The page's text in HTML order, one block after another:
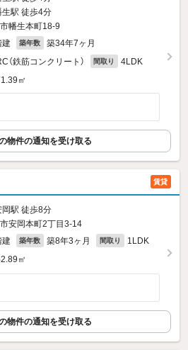
生駅 徒歩4分
幡生本町18-9
建 築年数 築34年7ヶ月
（鉄筋コンクリート） 間取り 4LDK
㎡
物件の通知を受け取る
賃貸
岡駅 徒歩8分
安岡本町2丁目3-14
建 築年数 築8年3ヶ月 間取り 1LDK
㎡
物件の通知を受け取る